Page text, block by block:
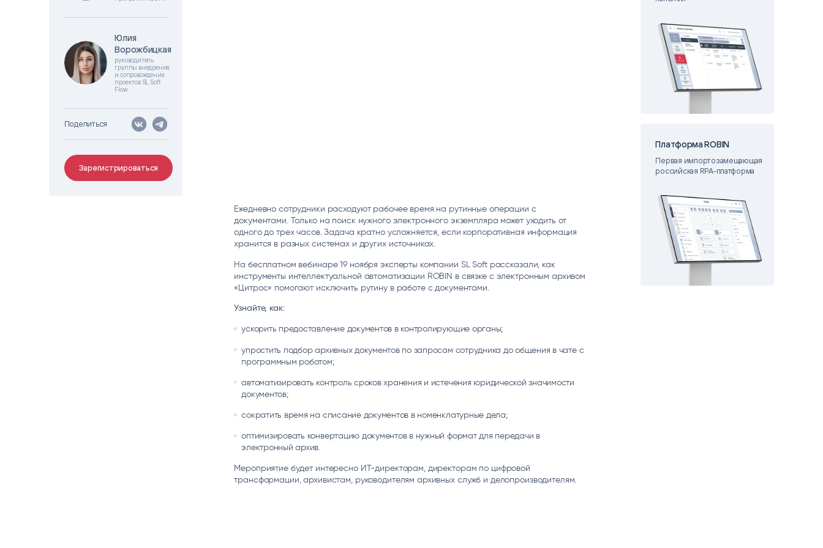
РАСПОЗНАВАНИЕ ДАННЫХ
Fundamento
ВИДЕОАНАЛИТИКА
И РАСПОЗНАВАНИЕ НА ОСНОВЕ
Юлия
Ворожбицкая
Юлия
Ворожбицкая
руководитель
группы внедрения
и сопровождения
проектов SL Soft
Flow
Поделиться
Зарегистрироваться
Ежедневно сотрудники расходуют рабочее время на рутинные операции с
документами. Только на поиск нужного электронного экземпляра может уходить от
одного до трех часов. Задача кратно усложняется, если корпоративная информация
хранится в разных системах и других источниках.
На бесплатном вебинаре 19 ноября эксперты компании SL Soft рассказали, как
инструменты интеллектуальной автоматизации ROBIN в связке с электронным архивом
«Цитрос» помогают исключить рутину в работе с документами.
Узнайте, как:
ускорить предоставление документов в контролирующие органы;
упростить подбор архивных документов по запросам сотрудника до общения в чате с
программным роботом;
автоматизировать контроль сроков хранения и истечения юридической значимости
документов;
сократить время на списание документов в номенклатурные дела;
оптимизировать конвертацию документов в нужный формат для передачи в
электронный архив.
Мероприятие будет интересно ИТ-директорам, директорам по цифровой
трансформации, архивистам, руководителям архивных служб и делопроизводителям.
Платформа ROBIN
Первая импортозамещающая
российская RPA-платформа